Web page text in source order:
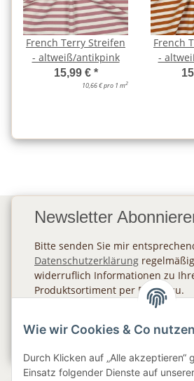
French Terry Streifen
- altweiß/antikpink
15,99 € *
10,66 € pro 1 m2
French
-
Newsletter
Bitte senden Sie mir
Datenschutzerklärung
widerruflich Informationen zu
Produktsortiment per E-Mail zu.
Wie wir Cookies & Co nutzen
Durch Klicken auf „Alle akzeptieren“
Einsatz folgender Dienste auf